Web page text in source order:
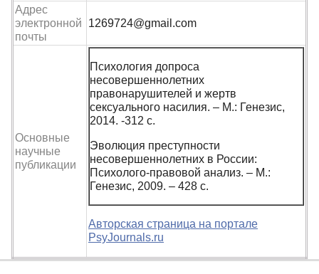
Адрес
электронной
почты
1269724@gmail.com
Основные
научные
публикации
Психология допроса
несовершеннолетних
правонарушителей и жертв
сексуального насилия. – М.: Генезис,
2014. -312 с.
Эволюция преступности
несовершеннолетних в России:
Психолого-правовой анализ. – М.:
Генезис, 2009. – 428 с.
Авторская страница на портале
PsyJournals.ru